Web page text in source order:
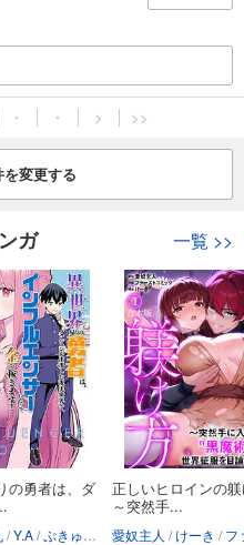
・ ・ > >>
変更する
ガ 一覧 >>
の勇者は、ダ
Y.A ぷきゅのすけ
正しいヒロインの
～突然手...
愛奴主人 けーき ファースト